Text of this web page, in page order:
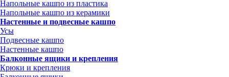
Напольные кашпо из пластика
Напольные кашпо из керамики
Настенные и подвесные кашпо
Усы
Подвесные кашпо
Настенные кашпо
Балконные ящики и крепления
Крюки и крепления